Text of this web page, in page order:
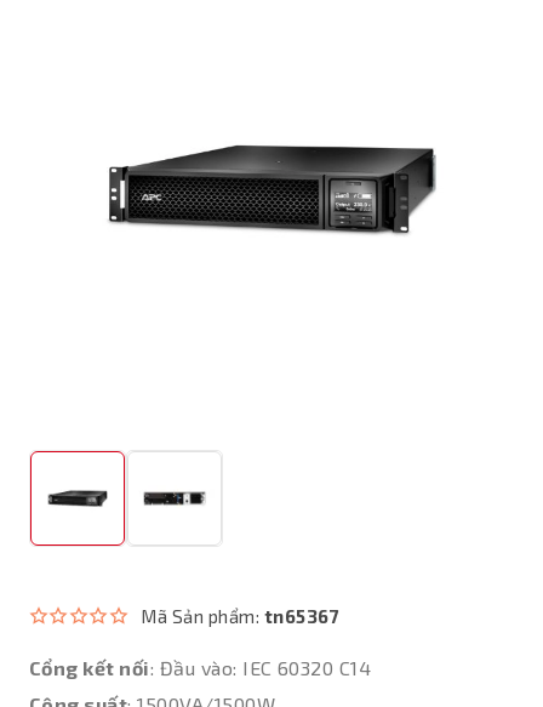
Mã Sản phẩm: tn65367
Cổng kết nối: Đầu vào: IEC 60320 C14